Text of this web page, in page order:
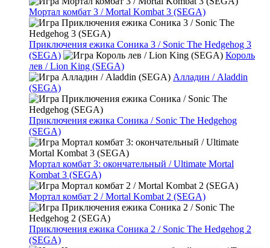
Мортал комбат 3 / Mortal Kombat 3 (SEGA)
Приключения ежика Соника 3 / Sonic The Hedgehog 3
(SEGA)
Король
лев / Lion King (SEGA)
Алладин / Aladdin
(SEGA)
Приключения ежика Соника / Sonic The Hedgehog
(SEGA)
Мортал комбат 3: окончательный / Ultimate Mortal
Kombat 3 (SEGA)
Мортал комбат 2 / Mortal Kombat 2 (SEGA)
Приключения ежика Соника 2 / Sonic The Hedgehog 2
(SEGA)